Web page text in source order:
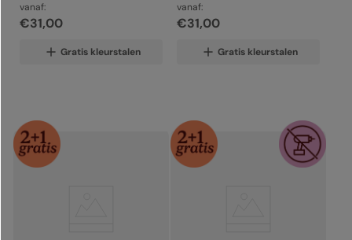
vanaf:
€31,00
Gratis kleurstalen
vanaf:
€31,00
Gratis kleurstalen